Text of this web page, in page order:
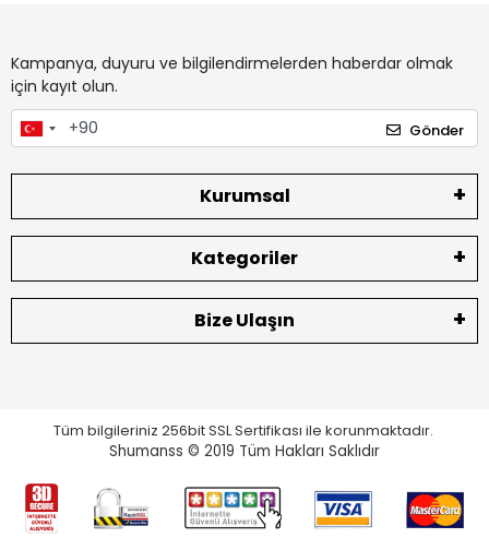
Kampanya, duyuru ve bilgilendirmelerden haberdar olmak
için kayıt olun.
Gönder
Kurumsal
Kategoriler
Bize Ulaşın
Tüm bilgileriniz 256bit SSL Sertifikası ile korunmaktadır.
Shumanss © 2019 Tüm Hakları Saklıdır